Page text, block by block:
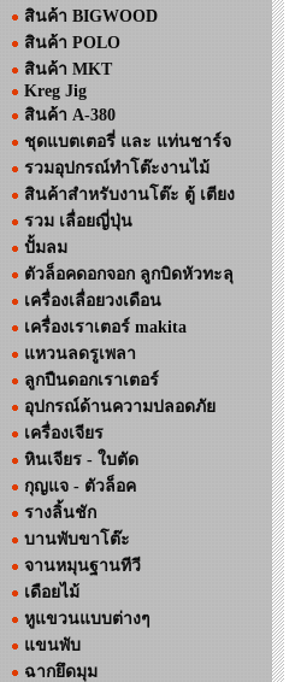
สินค้า BIGWOOD
สินค้า POLO
สินค้า MKT
Kreg Jig
สินค้า A-380
ชุดแบตเตอรี่ และ แท่นชาร์จ
รวมอุปกรณ์ทำโต๊ะงานไม้
สินค้าสำหรับงานโต๊ะ ตู้ เตียง
รวม เลื่อยญี่ปุ่น
ปั้มลม
ตัวล็อคดอกจอก ลูกบิดหัวทะลุ
เครื่องเลื่อยวงเดือน
เครื่องเราเตอร์ makita
แหวนลดรูเพลา
ลูกปืนดอกเราเตอร์
อุปกรณ์ด้านความปลอดภัย
เครื่องเจียร
หินเจียร - ใบตัด
กุญแจ - ตัวล็อค
รางลิ้นชัก
บานพับขาโต๊ะ
จานหมุนฐานทีวี
เดือยไม้
หูแขวนแบบต่างๆ
แขนพับ
ฉากยึดมุม